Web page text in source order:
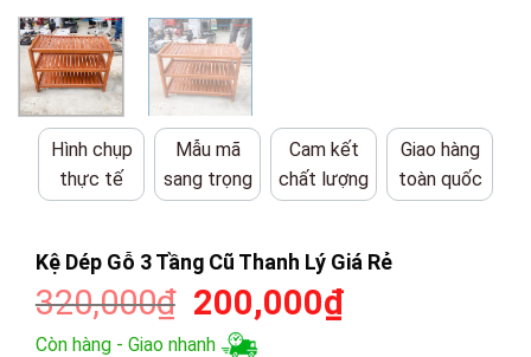
Hình chụp
thực tế
Mẫu mã
sang trọng
Cam kết
chất lượng
Giao hàng
toàn quốc
Kệ Dép Gỗ 3 Tầng Cũ Thanh Lý Giá Rẻ
320,000₫ Giá
gốc
200,000₫Giá
Còn hàng - Giao nhanh